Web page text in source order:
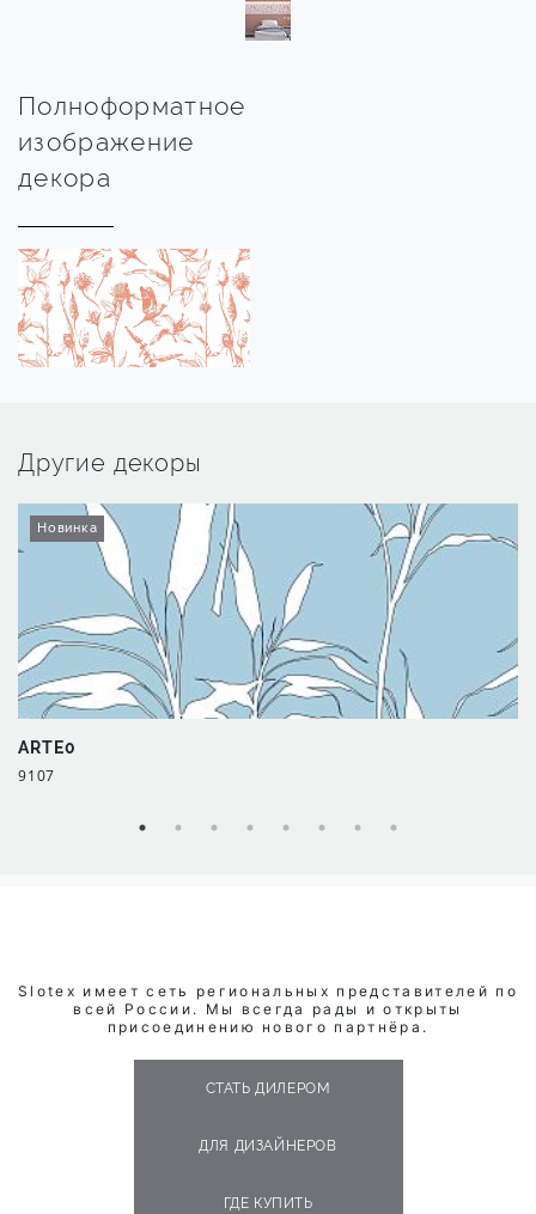
Полноформатное
изображение
декора
Другие декоры
Новинка
ARTE0
9107
Slotex имеет сеть региональных представителей по
всей России. Мы всегда рады и открыты
присоединению нового партнёра.
СТАТЬ ДИЛЕРОМ
ДЛЯ ДИЗАЙНЕРОВ
ГДЕ КУПИТЬ